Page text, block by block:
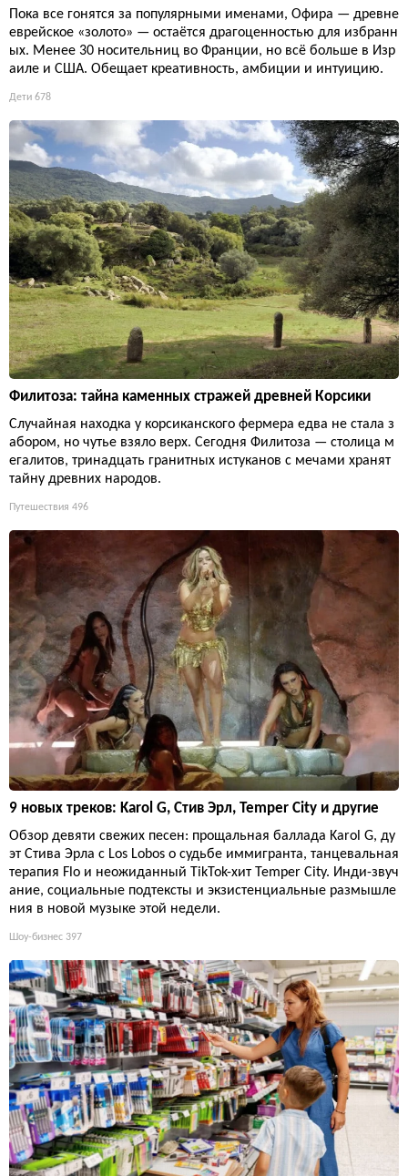
Пока все гонятся за популярными именами, Офира — древне
еврейское «золото» — остаётся драгоценностью для избранн
ых. Менее 30 носительниц во Франции, но всё больше в Изр
аиле и США. Обещает креативность, амбиции и интуицию.
Дети 678
Филитоза: тайна каменных стражей древней Корсики
Случайная находка у корсиканского фермера едва не стала з
абором, но чутье взяло верх. Сегодня Филитоза — столица м
егалитов, тринадцать гранитных истуканов с мечами хранят
тайну древних народов.
Путешествия 496
9 новых треков: Karol G, Стив Эрл, Temper City и другие
Обзор девяти свежих песен: прощальная баллада Karol G, ду
эт Стива Эрла с Los Lobos о судьбе иммигранта, танцевальная
терапия Flo и неожиданный TikTok-хит Temper City. Инди-звуч
ание, социальные подтексты и экзистенциальные размышле
ния в новой музыке этой недели.
Шоу-бизнес 397